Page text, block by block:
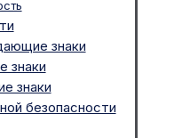
знаки
знаки
знаки
безопасности